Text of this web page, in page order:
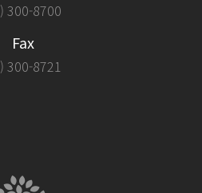
300-8700
Fax
300-8721